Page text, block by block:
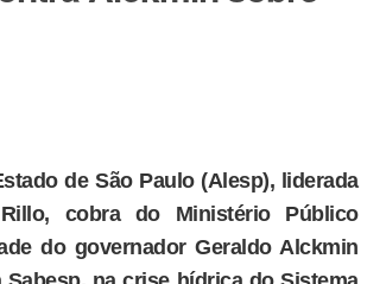
de São Paulo (Alesp), liderada
cobra do Ministério Público
do governador Geraldo Alckmin